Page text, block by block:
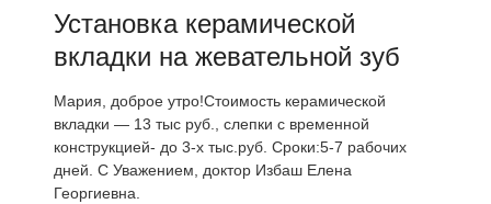
Установка керамической
вкладки на жевательной зуб
Мария, доброе утро!Стоимость керамической
вкладки — 13 тыс руб., слепки с временной
конструкцией- до 3-х тыс.руб. Сроки:5-7 рабочих
дней. С Уважением, доктор Избаш Елена
Георгиевна.